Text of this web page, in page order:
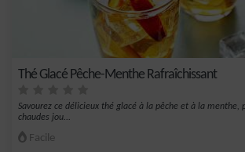
Thé Glacé Pêche-Menthe Rafraîchissant
Savourez ce délicieux thé glacé à la pêche et à la menthe,
chaudes jou...
Facile